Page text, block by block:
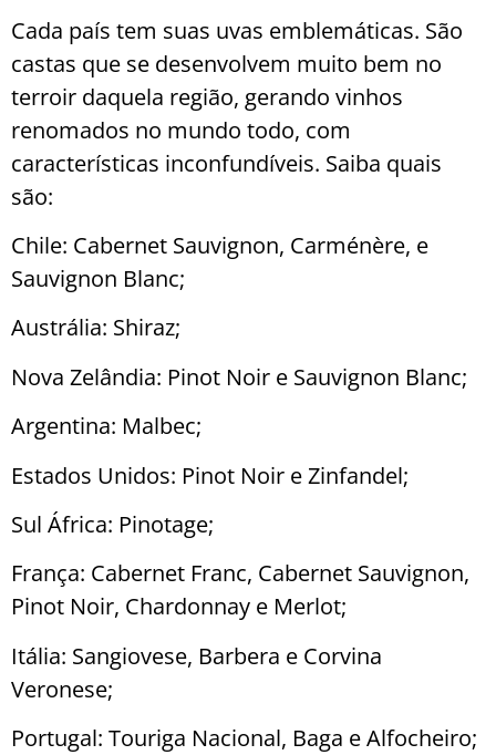
Cada país tem suas uvas emblemáticas. São
castas que se desenvolvem muito bem no
terroir daquela região, gerando vinhos
renomados no mundo todo, com
características inconfundíveis. Saiba quais
são:
Chile: Cabernet Sauvignon, Carménère, e
Sauvignon Blanc;
Austrália: Shiraz;
Nova Zelândia: Pinot Noir e Sauvignon Blanc;
Argentina: Malbec;
Estados Unidos: Pinot Noir e Zinfandel;
Sul África: Pinotage;
França: Cabernet Franc, Cabernet Sauvignon,
Pinot Noir, Chardonnay e Merlot;
Itália: Sangiovese, Barbera e Corvina
Veronese;
Portugal: Touriga Nacional, Baga e Alfocheiro;